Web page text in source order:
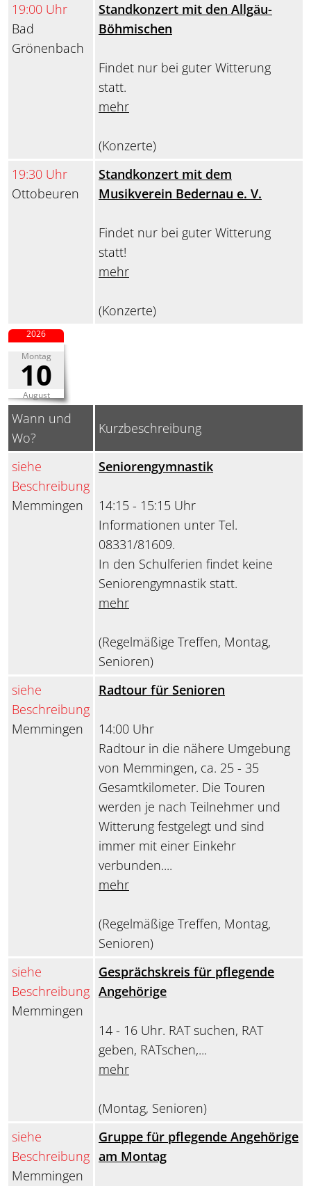
19:00 Uhr
Bad
Grönenbach
Standkonzert mit den Allgäu-
Böhmischen
Findet nur bei guter Witterung
statt.
mehr
(Konzerte)
19:30 Uhr
Ottobeuren
Standkonzert mit dem
Musikverein Bedernau e. V.
Findet nur bei guter Witterung
statt!
mehr
(Konzerte)
Montag
10
August
2026
Wann und
Wo?
Kurzbeschreibung
siehe
Beschreibung
Memmingen
Seniorengymnastik
14:15 - 15:15 Uhr
Informationen unter Tel.
08331/81609.
In den Schulferien findet keine
Seniorengymnastik statt.
mehr
(Regelmäßige Treffen, Montag,
Senioren)
siehe
Beschreibung
Memmingen
Radtour für Senioren
14:00 Uhr
Radtour in die nähere Umgebung
von Memmingen, ca. 25 - 35
Gesamtkilometer. Die Touren
werden je nach Teilnehmer und
Witterung festgelegt und sind
immer mit einer Einkehr
verbunden....
mehr
(Regelmäßige Treffen, Montag,
Senioren)
siehe
Beschreibung
Memmingen
Gesprächskreis für pflegende
Angehörige
14 - 16 Uhr. RAT suchen, RAT
geben, RATschen,...
mehr
(Montag, Senioren)
siehe
Beschreibung
Memmingen
Gruppe für pflegende Angehörige
am Montag